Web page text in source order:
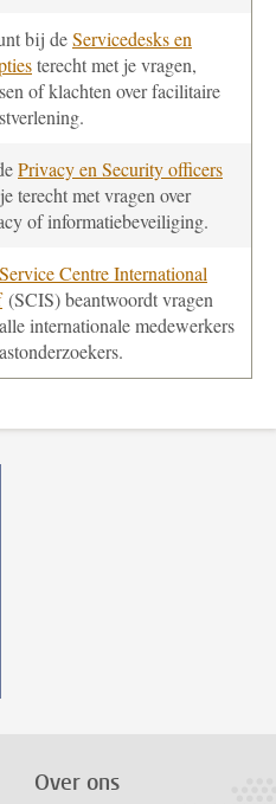
bij deServicedesks en
terecht met je vragen,
of klachten over facilitaire
Privacy en Security officers
terecht met vragen over
of informatiebeveiliging.
Service Centre International
(SCIS) beantwoordt vragen
internationale medewerkers
Over ons